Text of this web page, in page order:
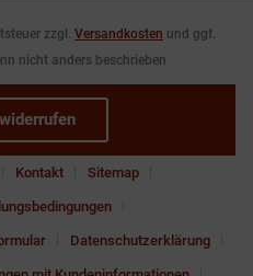
zzgl. Versandkosten und ggf.
nicht anders beschrieben
Kontakt Sitemap
Datenschutzerklärung